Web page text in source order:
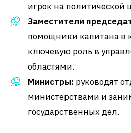
игрок на политической
Заместители
помощники капитана в
ключевую роль в
областями.
Министры: руководят
министерствами и
государственных дел.